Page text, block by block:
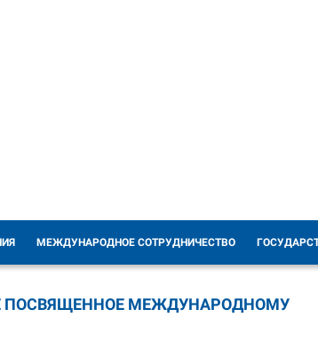
МЕЖДУНАРОДНОЕ СОТРУДНИЧЕСТВО
ПОСВЯЩЕННОЕ МЕЖДУНАРОДНОМУ